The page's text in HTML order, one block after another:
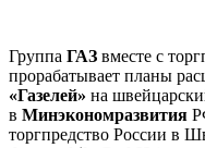
Группа ГАЗ вместе с
прорабатывает планы
«Газелей» на
в Минэкономразвития
торгпредство России в